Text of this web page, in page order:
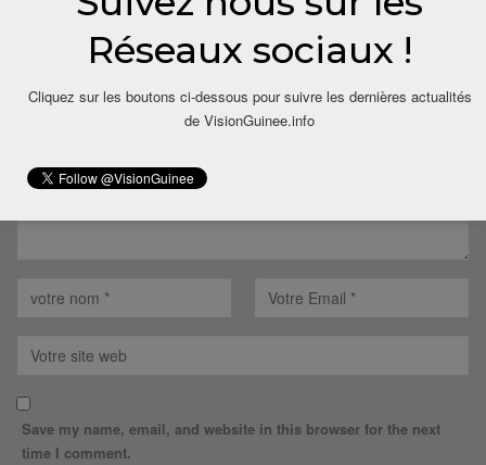
LAISSER UN COMMENTAIRE
Votre adresse email ne sera pas publiée.
Save my name, email, and website in this browser for the next
time I comment.
Réseaux sociaux !
Cliquez sur les boutons ci-dessous pour suivre les dernières actualités
de VisionGuinee.info